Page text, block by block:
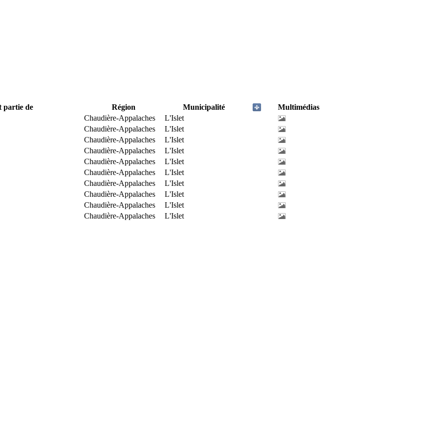
partie de Région Municipalité
Multimédias
Chaudière-Appalaches
L'Islet
Chaudière-Appalaches
L'Islet
Chaudière-Appalaches
L'Islet
Chaudière-Appalaches
L'Islet
Chaudière-Appalaches
L'Islet
Chaudière-Appalaches
L'Islet
Chaudière-Appalaches
L'Islet
Chaudière-Appalaches
L'Islet
Chaudière-Appalaches
L'Islet
Chaudière-Appalaches
L'Islet